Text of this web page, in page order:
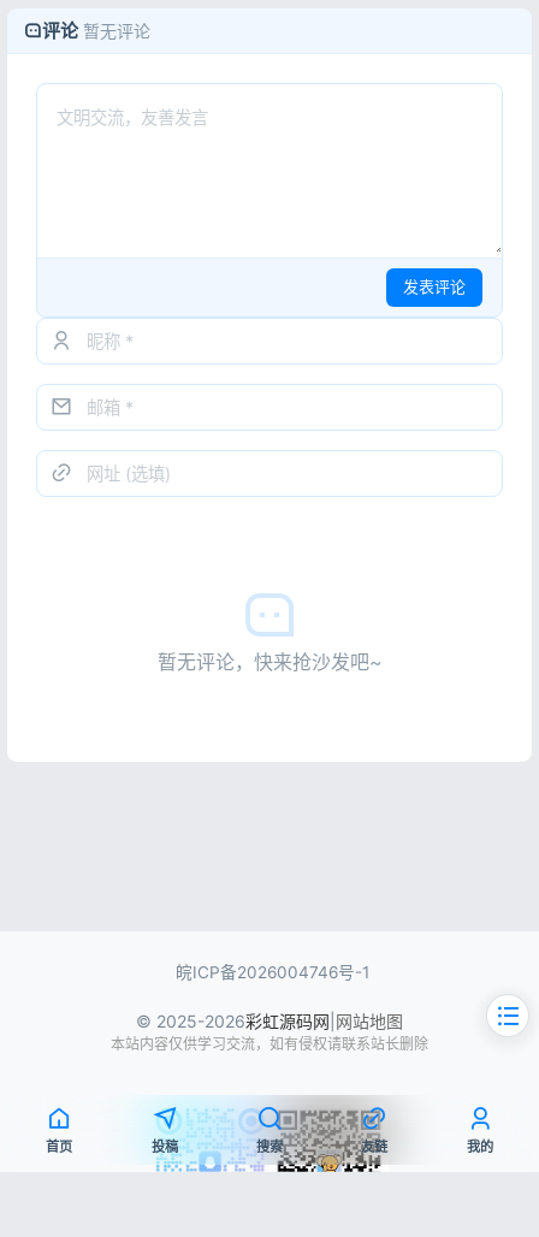
评论 暂无评论
发表评论
暂无评论，快来抢沙发吧~
皖ICP备2026004746号-1
© 2025-2026彩虹源码网 网站地图
本站内容仅供学习交流，如有侵权请联系站长删除
首页 投稿 搜索 友链 我的